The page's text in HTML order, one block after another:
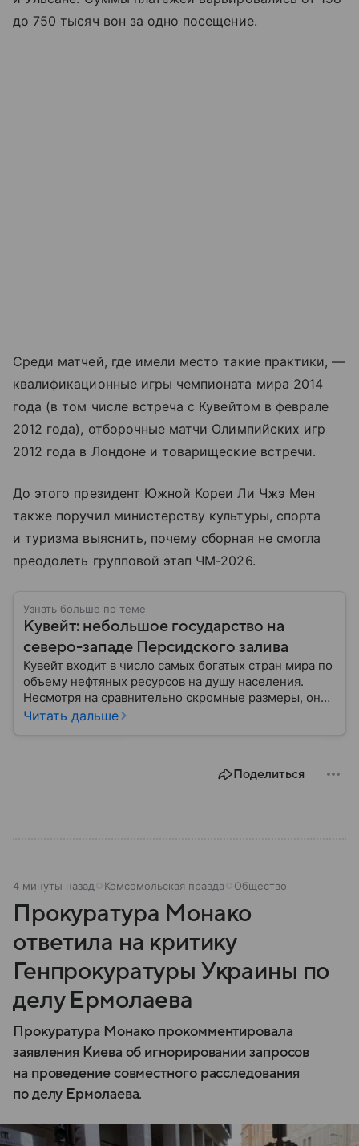
до 750 тысяч вон за одно посещение.
Среди матчей, где имели место такие практики, —
квалификационные игры чемпионата мира 2014
года (в том числе встреча с Кувейтом в феврале
2012 года), отборочные матчи Олимпийских игр
2012 года в Лондоне и товарищеские встречи.
До этого президент Южной Кореи Ли Чжэ Мен
также поручил министерству культуры, спорта
и туризма выяснить, почему сборная не смогла
преодолеть групповой этап ЧМ-2026.
Узнать больше по теме
Кувейт: небольшое государство на
северо-западе Персидского залива
Кувейт входит в число самых богатых стран мира по
объему нефтяных ресурсов на душу населения.
Несмотря на сравнительно скромные размеры, он
играет важную роль в мировой энергетике и
Читать дальше
Поделиться
4 минуты назад Комсомольская правда Общество
Прокуратура Монако
ответила на критику
Генпрокуратуры Украины по
делу Ермолаева
Прокуратура Монако прокомментировала
заявления Киева об игнорировании запросов
на проведение совместного расследования
по делу Ермолаева.